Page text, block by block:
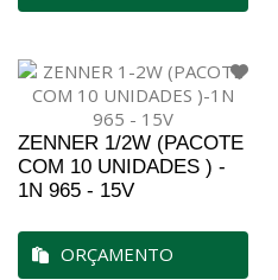
ZENNER 1/2W (PACOTE
COM 10 UNIDADES ) -
1N 965 - 15V
ORÇAMENTO